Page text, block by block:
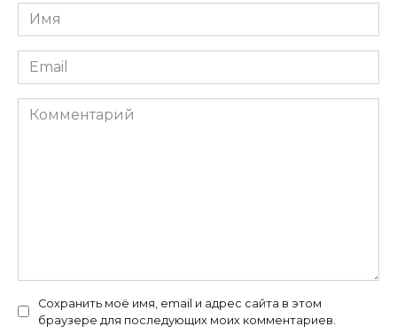
Имя
*
Email
*
Комментарий
Сохранить моё имя, email и адрес сайта в этом
браузере для последующих моих комментариев.